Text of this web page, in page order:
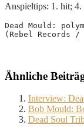
Anspieltips: 1. hit; 4.
Dead Mould:
(Rebel Records /
Ähnliche
Interview:
Bob Mould:
Dead Soul